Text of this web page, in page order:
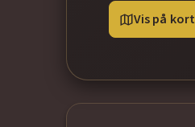
Vis på kort